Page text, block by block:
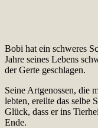
Bobi hat ein schweres
Jahre seines Lebens
der Gerte geschlagen.
Seine Artgenossen, die
lebten, ereilte das selbe
Glück, dass er ins
Ende.